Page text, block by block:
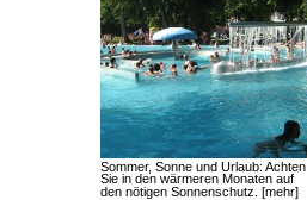
Sommer, Sonne und Urlaub: Achten
Sie in den wärmeren Monaten auf
den nötigen Sonnenschutz. [mehr]